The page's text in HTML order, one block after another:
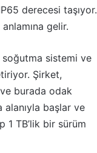
derecesi taşıyor.
gelir.
soğutma sistemi ve
Şirket,
burada odak
alanıyla başlar ve
1 TB’lik bir sürüm